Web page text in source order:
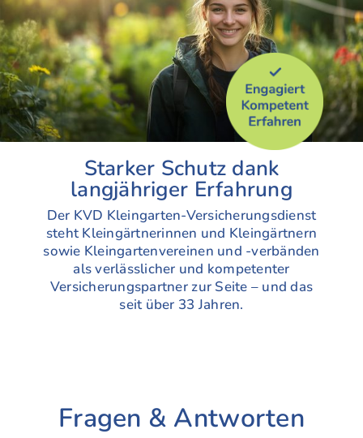
Starker Schutz dank
langjähriger Erfahrung
Der KVD Kleingarten-Versicherungsdienst
steht Kleingärtnerinnen und Kleingärtnern
sowie Kleingartenvereinen und -verbänden
als verlässlicher und kompetenter
Versicherungspartner zur Seite – und das
seit über 33 Jahren.
Fragen & Antworten